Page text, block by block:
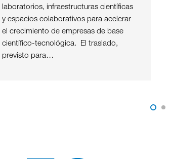
laboratorios, infraestructuras científicas
y espacios colaborativos para acelerar
el crecimiento de empresas de base
científico-tecnológica. El traslado,
previsto para…